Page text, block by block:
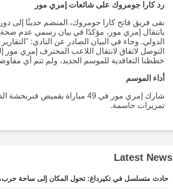
رد كارا جومروك على شائعات إمري مور
نفى فريق فاتح كارا جومروك، المنضم حديثًا إلى
بانتقال إمري مور، مؤكدًا في بيان رسمي عدم صحة
الدولي. وجاء في البيان الصادر عن النادي:
التوصل لاتفاق لانتقال اللاعب المحترف إمري
خططنا التعاقدية للموسم الجديد، ولم تتم أي
أداء الموسم
تمريرات حاسمة.
Latest News
حادث متسلسل في تكيرداغ: تحول المكان إلى ساحة